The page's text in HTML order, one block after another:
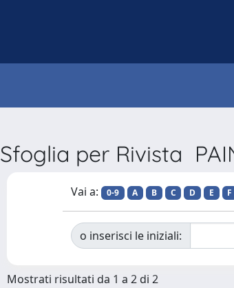
Sfoglia per Rivista
Vai a: 0-9 A B C D E F
o inserisci le iniziali:
Mostrati risultati da 1 a 2 di 2